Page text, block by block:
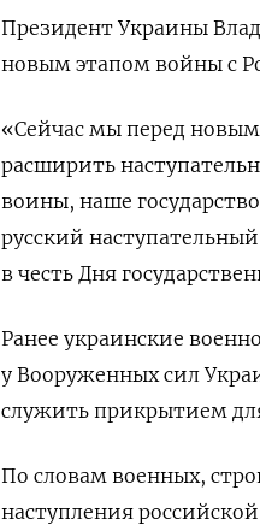
Президент Украины
новым этапом войны с
«Сейчас мы перед
расширить
воины, наше
русский
в честь Дня
Ранее украинские
у Вооруженных сил
служить прикрытием
По словам военных,
наступления